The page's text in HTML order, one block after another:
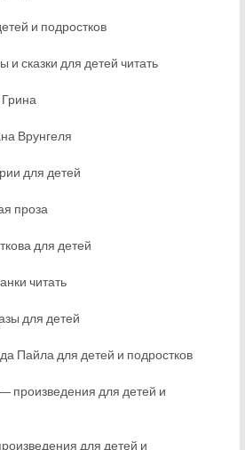
и подростков
и сказки для детей читать
Врунгеля
для детей
проза
для детей
читать
для детей
Пайла для детей и подростков
произведения для детей и
для детей и